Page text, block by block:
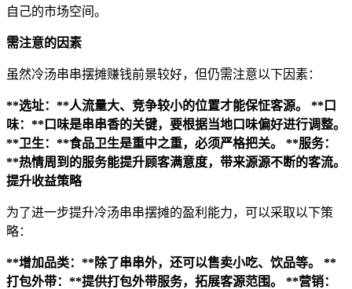
自己的市场空间。
需注意的因素
虽然冷汤串串摆摊赚钱前景较好，但仍需注意以下因素：
**选址：**人流量大、竞争较小的位置才能保怔客源。
**口
味：**口味是串串香的关键，要根据当地口味偏好进行调整。
**卫生：**食品卫生是重中之重，必须严格把关。
**服务：
**热情周到的服务能提升顾客满意度，带来源源不断的客流。
提升收益策略
为了进一步提升冷汤串串摆摊的盈利能力，可以采取以下策
略：
**增加品类：**除了串串外，还可以售卖小吃、饮品等。
**
打包外带：**提供打包外带服务，拓展客源范围。
**营销：